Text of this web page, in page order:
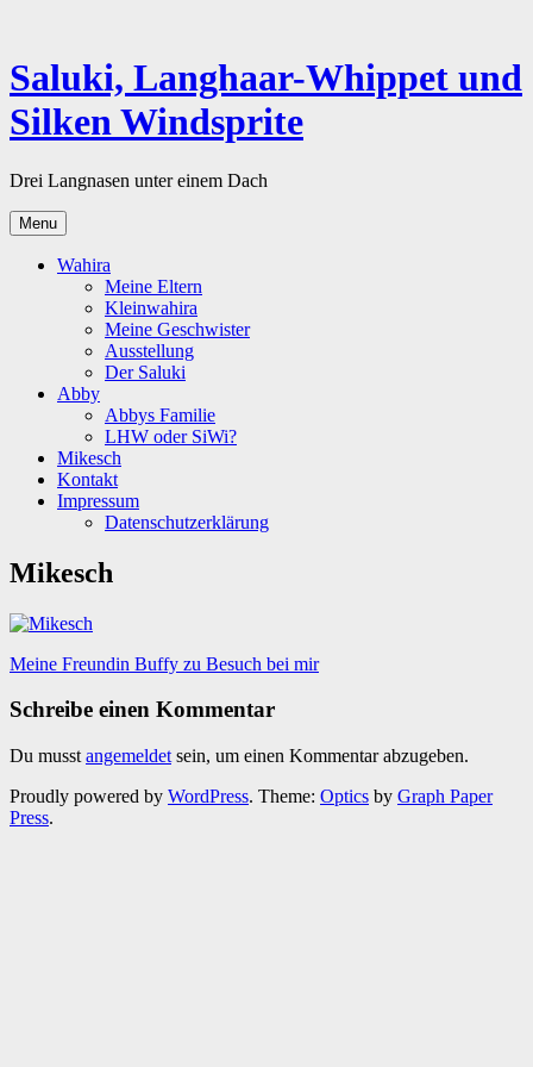
content
Saluki, Langhaar-Whippet und
Silken Windsprite
Drei Langnasen unter einem Dach
Menu
Wahira
Meine Eltern
Kleinwahira
Meine Geschwister
Ausstellung
Der Saluki
Abby
Abbys Familie
LHW oder SiWi?
Mikesch
Kontakt
Impressum
Datenschutzerklärung
Mikesch
Beitragsnavigation
Meine Freundin Buffy zu Besuch bei mir
Schreibe einen Kommentar
Du musst angemeldet sein, um einen Kommentar abzugeben.
Proudly powered by WordPress. Theme: Optics by Graph Paper
Press.